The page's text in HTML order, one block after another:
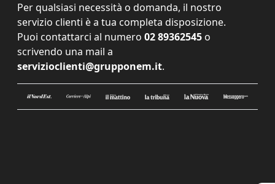
Per qualsiasi necessità o domanda, il nostro
servizio clienti è a tua completa disposizione.
Puoi contattarci al numero 02 89362545 o
scrivendo una mail a
servizioclienti@grupponem.it.